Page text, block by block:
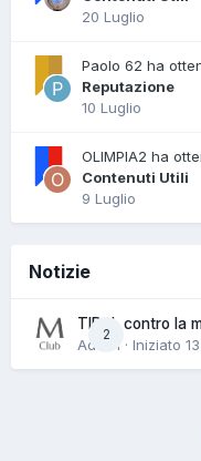
20 Luglio
Paolo 62 ha
Reputazione
10 Luglio
OLIMPIA2 ha
Contenuti Utili
9 Luglio
Notizie
2
TIDAL contro la
Admin · Iniziato